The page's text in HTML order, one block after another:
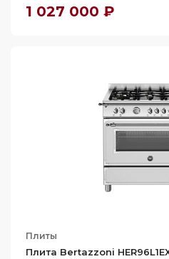
1 027 000 ₽
Плиты
Плита Bertazzoni